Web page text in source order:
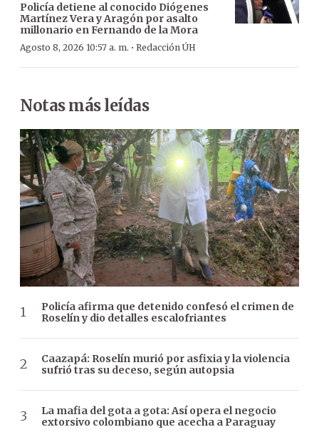
Policía detiene al conocido Diógenes
Martínez Vera y Aragón por asalto
millonario en Fernando de la Mora
Agosto 8, 2026 10:57 a. m. · Redacción ÚH
Notas más leídas
Policía afirma que detenido confesó el crimen de
Roselín y dio detalles escalofriantes
Caazapá: Roselín murió por asfixia y la violencia
sufrió tras su deceso, según autopsia
La mafia del gota a gota: Así opera el negocio
extorsivo colombiano que acecha a Paraguay